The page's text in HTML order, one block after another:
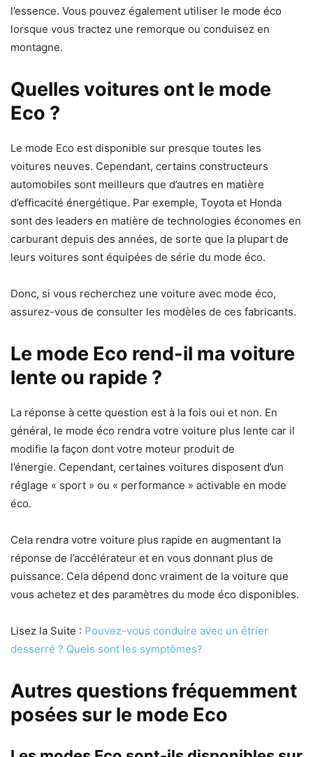
l’essence. Vous pouvez également utiliser le mode éco
lorsque vous tractez une remorque ou conduisez en
montagne.
Quelles voitures ont le mode
Eco ?
Le mode Eco est disponible sur presque toutes les
voitures neuves. Cependant, certains constructeurs
automobiles sont meilleurs que d’autres en matière
d’efficacité énergétique. Par exemple, Toyota et Honda
sont des leaders en matière de technologies économes en
carburant depuis des années, de sorte que la plupart de
leurs voitures sont équipées de série du mode éco.
Donc, si vous recherchez une voiture avec mode éco,
assurez-vous de consulter les modèles de ces fabricants.
Le mode Eco rend-il ma voiture
lente ou rapide ?
La réponse à cette question est à la fois oui et non. En
général, le mode éco rendra votre voiture plus lente car il
modifie la façon dont votre moteur produit de
l’énergie. Cependant, certaines voitures disposent d’un
réglage « sport » ou « performance » activable en mode
éco.
Cela rendra votre voiture plus rapide en augmentant la
réponse de l’accélérateur et en vous donnant plus de
puissance. Cela dépend donc vraiment de la voiture que
vous achetez et des paramètres du mode éco disponibles.
Lisez la Suite : Pouvez-vous conduire avec un étrier
desserré ? Quels sont les symptômes?
Autres questions fréquemment
posées sur le mode Eco